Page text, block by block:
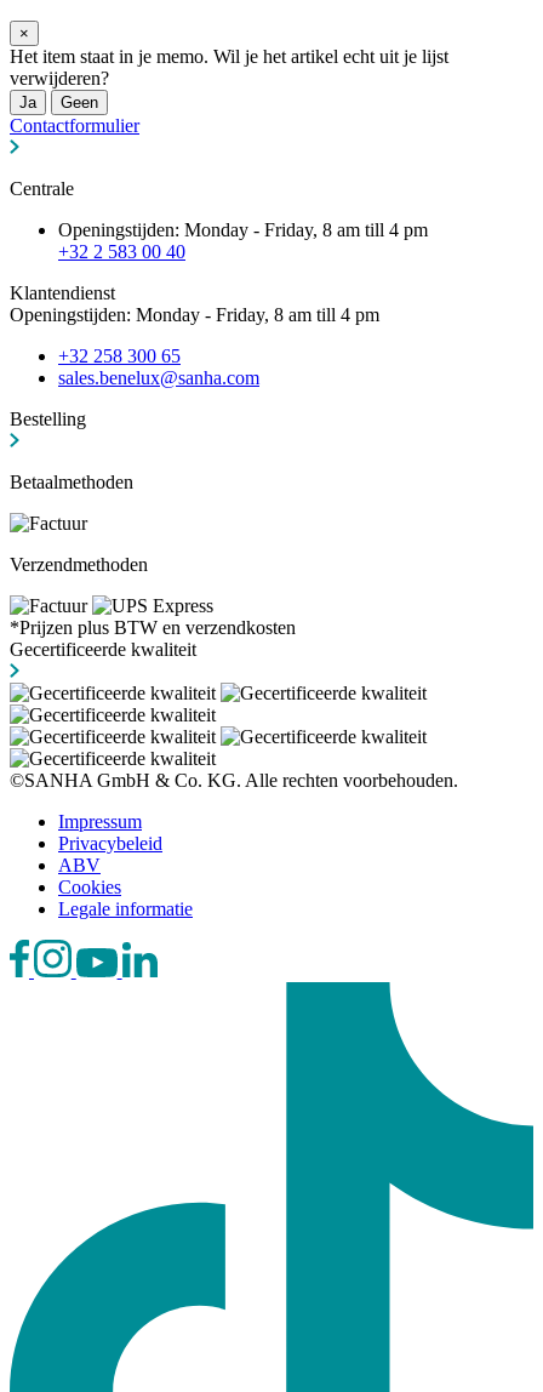
×
Het item staat in je memo. Wil je het artikel echt uit je lijst
verwijderen?
Ja Geen
Contactformulier
Centrale
Openingstijden: Monday - Friday, 8 am till 4 pm
+32 2 583 00 40
Klantendienst
Openingstijden: Monday - Friday, 8 am till 4 pm
+32 258 300 65
sales.benelux@sanha.com
Bestelling
Betaalmethoden
Verzendmethoden
*Prijzen plus BTW en verzendkosten
Gecertificeerde kwaliteit
©SANHA GmbH & Co. KG. Alle rechten voorbehouden.
Impressum
Privacybeleid
ABV
Cookies
Legale informatie